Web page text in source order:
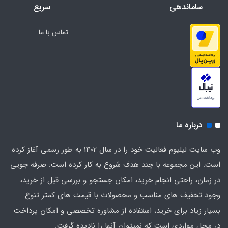
هدف بهبود ابزارهای کاربردی می باشد.
ساماندهی
سریع
تماس با ما
درباره ما
وب سایت لیلیوم فعالیت خود را در سال 1402 به طور رسمی آغاز کرده
است. این مجموعه با چند هدف شروع به کار کرده است: صرفه جویی
در زمان، راحتی انجام خرید، امکان جستجو و بررسی قبل از خرید،
وجود تخفیف های مناسب و محصولات با قیمت های کمتر تنوع
بسیار زیاد برای خرید، استفاده از مشاوره تخصصی و امکان پرداخت